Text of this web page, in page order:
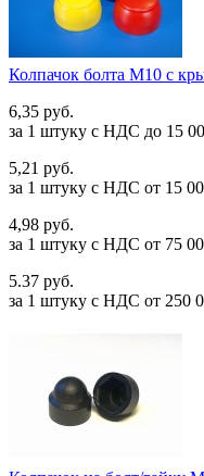
Колпачок болта М10 с
6,35 руб.
за 1 штуку c НДС до 15
5,21 руб.
за 1 штуку c НДС от 15
4,98 руб.
за 1 штуку c НДС от 75
5.37 руб.
за 1 штуку c НДС от 250